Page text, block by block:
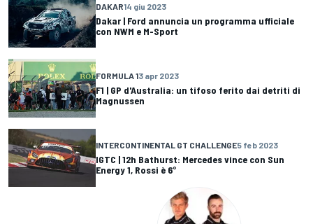
DAKAR14 giu 2023
Dakar | Ford annuncia un programma ufficiale
con NWM e M-Sport
FORMULA 13 apr 2023
F1 | GP d'Australia: un tifoso ferito dai detriti di
Magnussen
INTERCONTINENTAL GT CHALLENGE5 feb 2023
IGTC | 12h Bathurst: Mercedes vince con Sun
Energy 1, Rossi è 6°